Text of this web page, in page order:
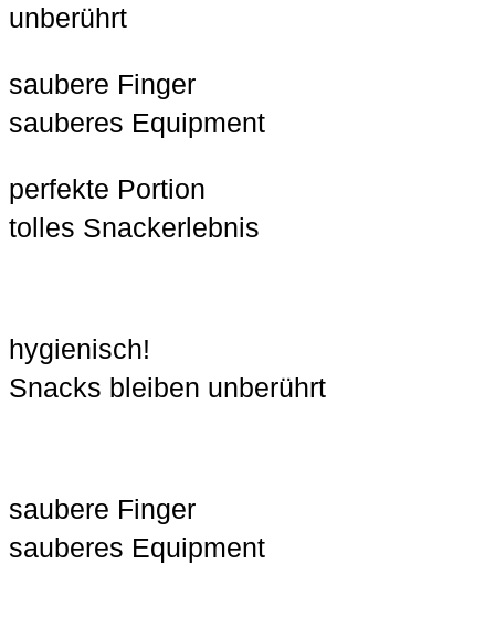
unberührt
saubere Finger
sauberes Equipment
perfekte Portion
tolles Snackerlebnis
hygienisch!
Snacks bleiben unberührt
saubere Finger
sauberes Equipment